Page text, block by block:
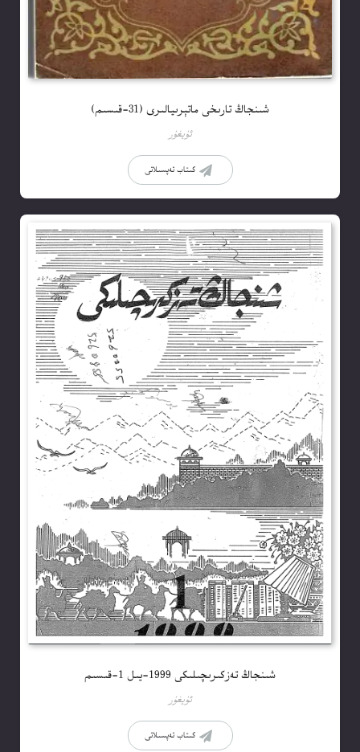
شىنجاڭ تارىخى ماتېرىيالىرى (31-قىسىم)
ئۇيغۇر
كىتاب تەپسىلاتى
شىنجاڭ تەزكىرىچىلىكى 1999-يىل 1-قىسىم
ئۇيغۇر
كىتاب تەپسىلاتى